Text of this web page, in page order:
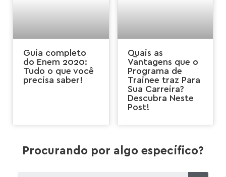
Guia completo
do Enem 2020:
Tudo o que você
precisa saber!
Quais as
Vantagens que o
Programa de
Trainee traz Para
Sua Carreira?
Descubra Neste
Post!
Procurando por algo específico?